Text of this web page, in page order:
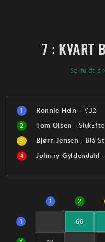
7 : KVART
Se fuldt
1 Ronnie Hein - VB2
2
Tom Olsen -
3
Bjørn Jensen - Blå
4
Johnny Gyldendahl
1 2
1 60